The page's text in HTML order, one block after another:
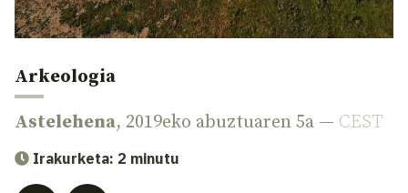
Arkeologia
Astelehena, 2019eko abuztuaren 5a — CEST
Irakurketa: 2 minutu